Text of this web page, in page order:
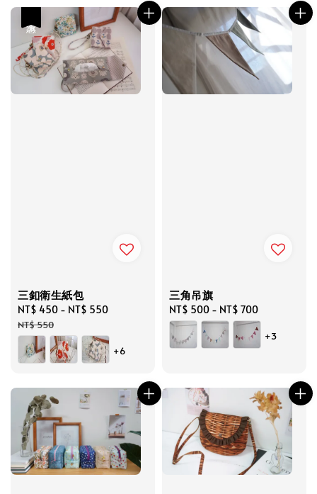
三釦衛生紙包
Sale
price
NT$ 450 - NT$ 550
NT$ 550
+6
三角吊旗
Regular
price
NT$ 500 - NT$ 700
+3